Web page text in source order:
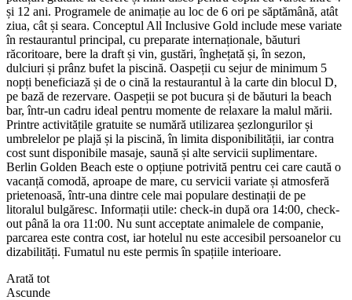
și 12 ani. Programele de animație au loc de 6 ori pe săptămână, atât
ziua, cât și seara. Conceptul All Inclusive Gold include mese variate
în restaurantul principal, cu preparate internaționale, băuturi
răcoritoare, bere la draft și vin, gustări, înghețată și, în sezon,
dulciuri și prânz bufet la piscină. Oaspeții cu sejur de minimum 5
nopți beneficiază și de o cină la restaurantul à la carte din blocul D,
pe bază de rezervare. Oaspeții se pot bucura și de băuturi la beach
bar, într-un cadru ideal pentru momente de relaxare la malul mării.
Printre activitățile gratuite se numără utilizarea șezlongurilor și
umbrelelor pe plajă și la piscină, în limita disponibilității, iar contra
cost sunt disponibile masaje, saună și alte servicii suplimentare.
Berlin Golden Beach este o opțiune potrivită pentru cei care caută o
vacanță comodă, aproape de mare, cu servicii variate și atmosferă
prietenoasă, într-una dintre cele mai populare destinații de pe
litoralul bulgăresc. Informații utile: check-in după ora 14:00, check-
out până la ora 11:00. Nu sunt acceptate animalele de companie,
parcarea este contra cost, iar hotelul nu este accesibil persoanelor cu
dizabilități. Fumatul nu este permis în spațiile interioare.
Arată tot
Ascunde